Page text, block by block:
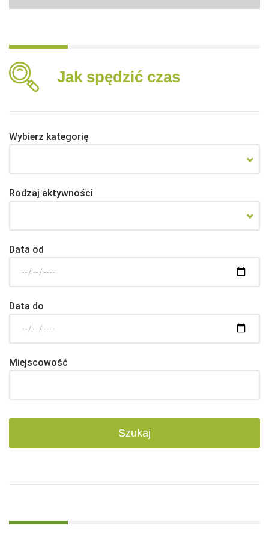
Jak spędzić czas
Wybierz kategorię
Rodzaj aktywności
Data od
Data do
Miejscowość